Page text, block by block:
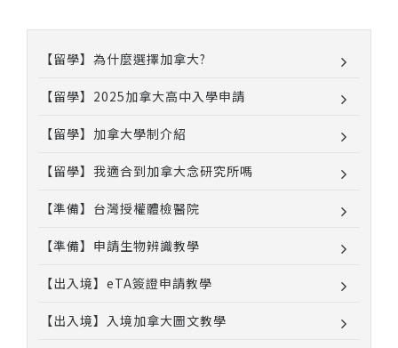
【留學】為什麼選擇加拿大?
【留學】2025加拿大高中入學申請
【留學】加拿大學制介紹
【留學】我適合到加拿大念研究所嗎
【準備】台灣授權體檢醫院
【準備】申請生物辨識教學
【出入境】eTA簽證申請教學
【出入境】入境加拿大圖文教學